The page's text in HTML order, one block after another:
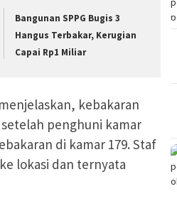
Bangunan SPPG Bugis 3
Hangus Terbakar, Kerugian
Capai Rp1 Miliar
kebakaran
penghuni kamar
di kamar 179. Staf
lokasi dan ternyata